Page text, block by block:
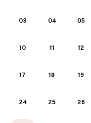
03 04 05
10 11 12
17 18 19
24 25 26